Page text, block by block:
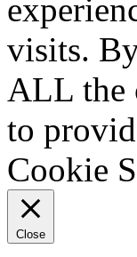
visits.
ALL the
to
Cookie
Close